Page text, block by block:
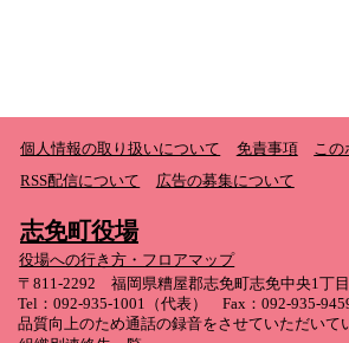
個人情報の取り扱いについて 免責事項
この
RSS配信について
広告の募集について
志免町役場
役場への行き方・フロアマップ
〒811-2292 福岡県糟屋郡志免町志免中央1丁
Tel：092-935-1001（代表） Fax：092-935-
品質向上のため通話の録音をさせていただいて